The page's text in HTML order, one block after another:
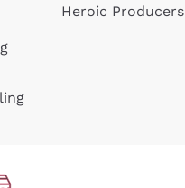
Heroic Producers